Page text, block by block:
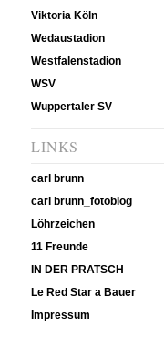
Viktoria Köln
Wedaustadion
Westfalenstadion
WSV
Wuppertaler SV
LINKS
carl brunn
carl brunn_fotoblog
Löhrzeichen
11 Freunde
IN DER PRATSCH
Le Red Star a Bauer
Impressum